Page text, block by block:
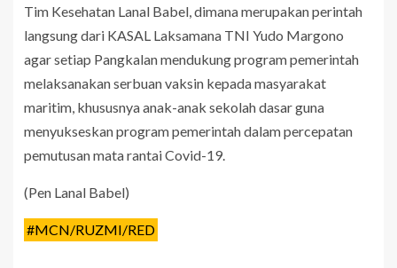
Tim Kesehatan Lanal Babel, dimana merupakan perintah
langsung dari KASAL Laksamana TNI Yudo Margono
agar setiap Pangkalan mendukung program pemerintah
melaksanakan serbuan vaksin kepada masyarakat
maritim, khususnya anak-anak sekolah dasar guna
menyukseskan program pemerintah dalam percepatan
pemutusan mata rantai Covid-19.
(Pen Lanal Babel)
#MCN/RUZMI/RED